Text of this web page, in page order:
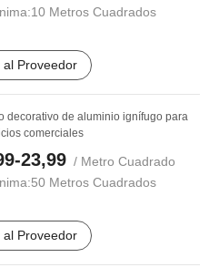
10 Metros Cuadrados
al Proveedor
decorativo de aluminio ignífugo para
comerciales
23,99 / Metro Cuadrado
50 Metros Cuadrados
al Proveedor